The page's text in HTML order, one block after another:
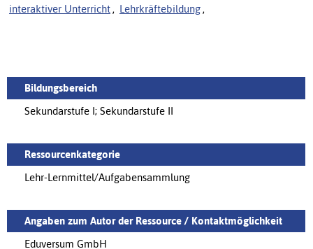
interaktiver Unterricht , Lehrkräftebildung ,
Bildungsbereich
Sekundarstufe I; Sekundarstufe II
Ressourcenkategorie
Lehr-Lernmittel/Aufgabensammlung
Angaben zum Autor der Ressource / Kontaktmöglichkeit
Eduversum GmbH